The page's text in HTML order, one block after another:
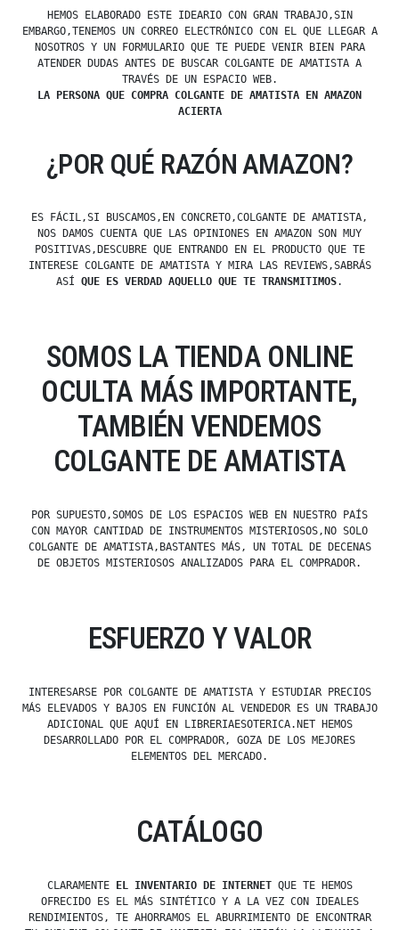
HEMOS ELABORADO ESTE IDEARIO CON GRAN TRABAJO,SIN
EMBARGO,TENEMOS UN CORREO ELECTRÓNICO CON EL QUE LLEGAR A
NOSOTROS Y UN FORMULARIO QUE TE PUEDE VENIR BIEN PARA
ATENDER DUDAS ANTES DE BUSCAR COLGANTE DE AMATISTA A
TRAVÉS DE UN ESPACIO WEB.
LA PERSONA QUE COMPRA COLGANTE DE AMATISTA EN AMAZON
ACIERTA
¿POR QUÉ RAZÓN AMAZON?
ES FÁCIL,SI BUSCAMOS,EN CONCRETO,COLGANTE DE AMATISTA,
NOS DAMOS CUENTA QUE LAS OPINIONES EN AMAZON SON MUY
POSITIVAS,DESCUBRE QUE ENTRANDO EN EL PRODUCTO QUE TE
INTERESE COLGANTE DE AMATISTA Y MIRA LAS REVIEWS,SABRÁS
ASÍ QUE ES VERDAD AQUELLO QUE TE TRANSMITIMOS.
SOMOS LA TIENDA ONLINE
OCULTA MÁS IMPORTANTE,
TAMBIÉN VENDEMOS
COLGANTE DE AMATISTA
POR SUPUESTO,SOMOS DE LOS ESPACIOS WEB EN NUESTRO PAÍS
CON MAYOR CANTIDAD DE INSTRUMENTOS MISTERIOSOS,NO SOLO
COLGANTE DE AMATISTA,BASTANTES MÁS, UN TOTAL DE DECENAS
DE OBJETOS MISTERIOSOS ANALIZADOS PARA EL COMPRADOR.
ESFUERZO Y VALOR
INTERESARSE POR COLGANTE DE AMATISTA Y ESTUDIAR PRECIOS
MÁS ELEVADOS Y BAJOS EN FUNCIÓN AL VENDEDOR ES UN TRABAJO
ADICIONAL QUE AQUÍ EN LIBRERIAESOTERICA.NET HEMOS
DESARROLLADO POR EL COMPRADOR, GOZA DE LOS MEJORES
ELEMENTOS DEL MERCADO.
CATÁLOGO
CLARAMENTE EL INVENTARIO DE INTERNETQUE TE HEMOS
OFRECIDO ES EL MÁS SINTÉTICO Y A LA VEZ CON IDEALES
RENDIMIENTOS, TE AHORRAMOS EL ABURRIMIENTO DE ENCONTRAR